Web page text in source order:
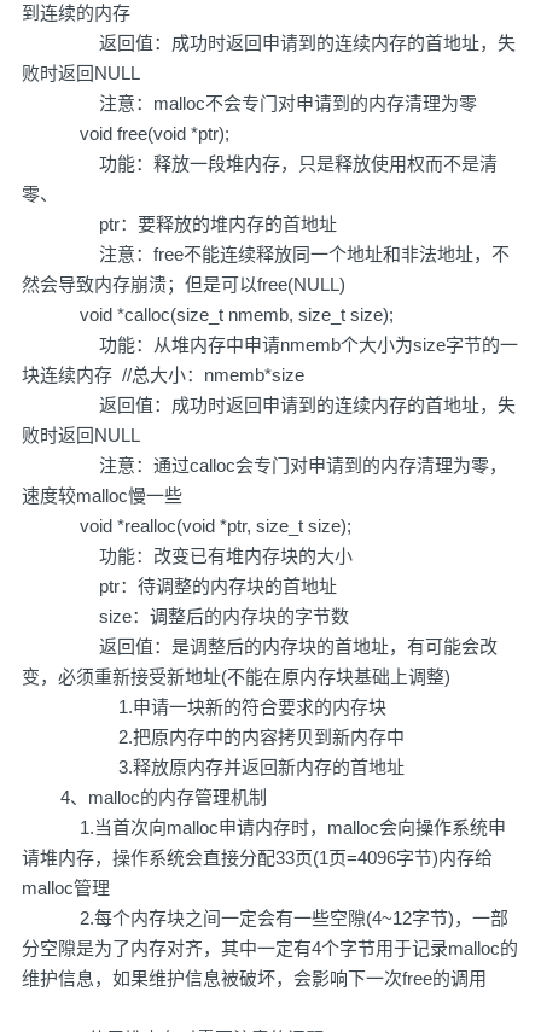
到连续的内存
返回值：成功时返回申请到的连续内存的首地址，失
败时返回NULL
注意：malloc不会专门对申请到的内存清理为零
void free(void *ptr);
功能：释放一段堆内存，只是释放使用权而不是清
零、
ptr：要释放的堆内存的首地址
注意：free不能连续释放同一个地址和非法地址，不
然会导致内存崩溃；但是可以free(NULL)
void *calloc(size_t nmemb, size_t size);
功能：从堆内存中申请nmemb个大小为size字节的一
块连续内存 //总大小：nmemb*size
返回值：成功时返回申请到的连续内存的首地址，失
败时返回NULL
注意：通过calloc会专门对申请到的内存清理为零，
速度较malloc慢一些
void *realloc(void *ptr, size_t size);
功能：改变已有堆内存块的大小
ptr：待调整的内存块的首地址
size：调整后的内存块的字节数
返回值：是调整后的内存块的首地址，有可能会改
变，必须重新接受新地址(不能在原内存块基础上调整)
1.申请一块新的符合要求的内存块
2.把原内存中的内容拷贝到新内存中
3.释放原内存并返回新内存的首地址
4、malloc的内存管理机制
1.当首次向malloc申请内存时，malloc会向操作系统申
请堆内存，操作系统会直接分配33页(1页=4096字节)内存给
malloc管理
2.每个内存块之间一定会有一些空隙(4~12字节)，一部
分空隙是为了内存对齐，其中一定有4个字节用于记录malloc的
维护信息，如果维护信息被破坏，会影响下一次free的调用